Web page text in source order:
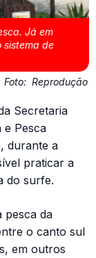
Já em
sistema de
Foto: Reprodução
Secretaria
e Pesca
durante a
praticar a
do surfe.
pesca da
o canto sul
em outros